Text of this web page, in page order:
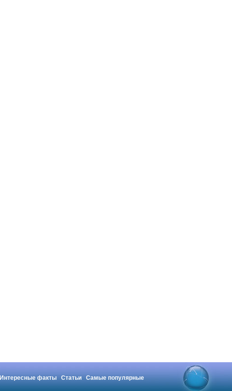
Интересные факты Статьи
Самые популярные